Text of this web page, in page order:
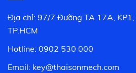
Địa chỉ: 97/7 Đường TA 17A, KP1,
TP.HCM
Hotline: 0902 530 000
Email: key@thaisonmech.com